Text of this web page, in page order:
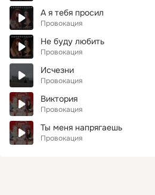
А я тебя просил
Провокация
Не буду любить
Провокация
Исчезни
Провокация
Виктория
Провокация
Ты меня напрягаешь
Провокация